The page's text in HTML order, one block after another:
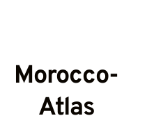
Morocco-
Atlas